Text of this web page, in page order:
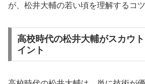
が、松井大輔の若い頃を理解するコツ
高校時代の松井大輔がスカウ
イント